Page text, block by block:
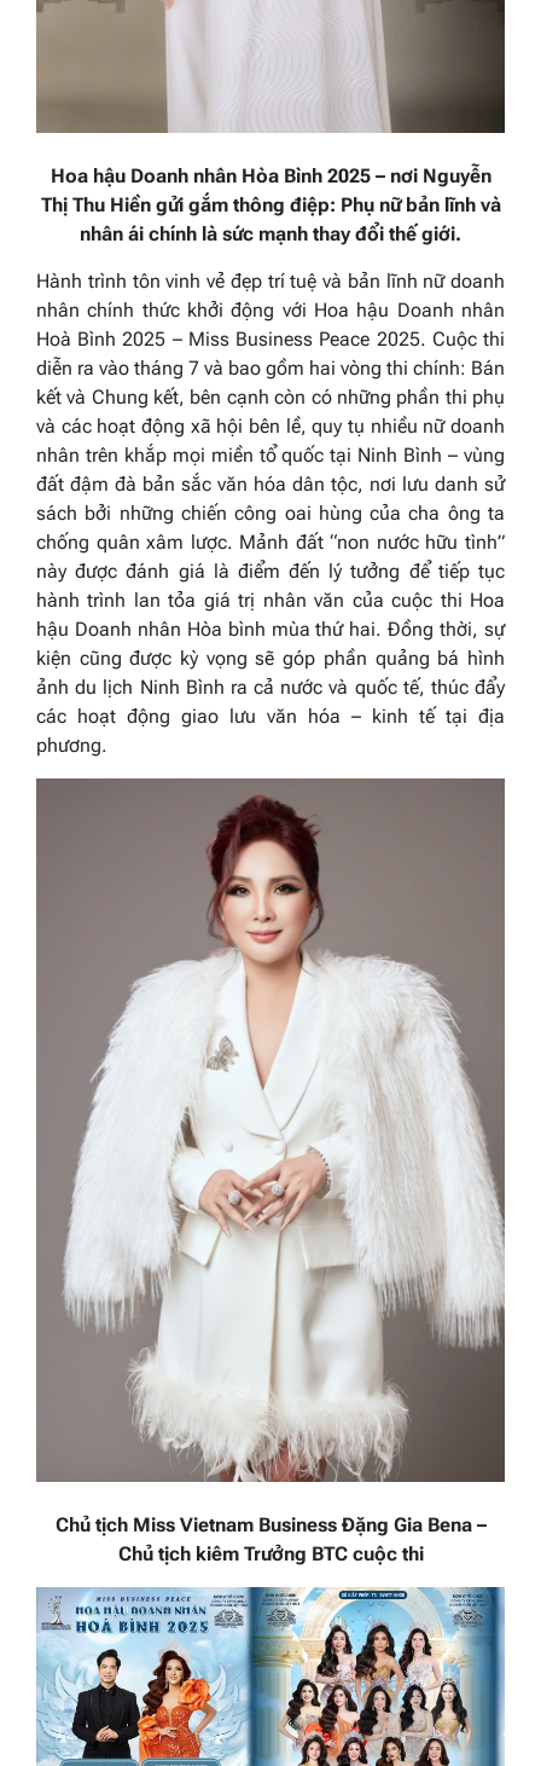
Hoa hậu Doanh nhân Hòa Bình 2025 – nơi Nguyễn
Thị Thu Hiền gửi gắm thông điệp: Phụ nữ bản lĩnh và
nhân ái chính là sức mạnh thay đổi thế giới.
Hành trình tôn vinh vẻ đẹp trí tuệ và bản lĩnh nữ doanh
nhân chính thức khởi động với Hoa hậu Doanh nhân
Hoà Bình 2025 – Miss Business Peace 2025. Cuộc thi
diễn ra vào tháng 7 và bao gồm hai vòng thi chính: Bán
kết và Chung kết, bên cạnh còn có những phần thi phụ
và các hoạt động xã hội bên lề, quy tụ nhiều nữ doanh
nhân trên khắp mọi miền tổ quốc tại Ninh Bình – vùng
đất đậm đà bản sắc văn hóa dân tộc, nơi lưu danh sử
sách bởi những chiến công oai hùng của cha ông ta
chống quân xâm lược. Mảnh đất “non nước hữu tình”
này được đánh giá là điểm đến lý tưởng để tiếp tục
hành trình lan tỏa giá trị nhân văn của cuộc thi Hoa
hậu Doanh nhân Hòa bình mùa thứ hai. Đồng thời, sự
kiện cũng được kỳ vọng sẽ góp phần quảng bá hình
ảnh du lịch Ninh Bình ra cả nước và quốc tế, thúc đẩy
các hoạt động giao lưu văn hóa – kinh tế tại địa
phương.
Chủ tịch Miss Vietnam Business Đặng Gia Bena –
Chủ tịch kiêm Trưởng BTC cuộc thi